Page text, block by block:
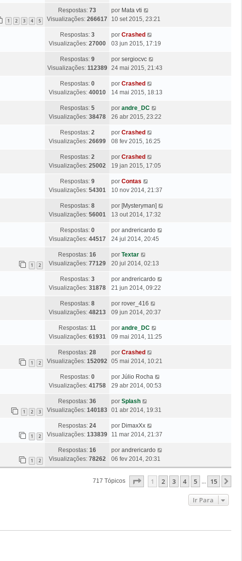
e
m
s
a
e
m
M
e
s
a
e
m
i
m
M
e
s
a
e
m
1 2 3 4 5
Respostas: 73
Visualizações: 266617
Ú
l
i
m
M
e
s
g
e
por Mata vti
10 set 2015, 23:21
Respostas: 3
Visualizações: 27000
Ú
l
i
m
M
e
s
g
e
por Crashed
03 jun 2015, 17:19
Respostas: 9
Visualizações: 112389
Ú
l
i
m
M
e
s
g
e
por sergiocvc
24 mai 2015, 21:43
Respostas: 0
Visualizações: 40010
Ú
l
i
m
M
e
s
g
e
por Crashed
14 mai 2015, 18:13
Respostas: 5
Visualizações: 38478
Ú
l
i
m
M
e
s
g
e
por andre_DC
26 abr 2015, 23:22
Respostas: 2
Visualizações: 26699
Ú
l
i
m
M
e
s
g
e
por Crashed
08 fev 2015, 16:25
Respostas: 2
Visualizações: 25002
Ú
l
i
m
M
e
s
g
e
por Crashed
19 jan 2015, 17:05
Respostas: 9
Visualizações: 54301
Ú
l
i
m
M
e
s
g
e
por Contas
10 nov 2014, 21:37
Respostas: 8
Visualizações: 56001
Ú
l
i
m
M
e
s
g
e
por [Mysteryman]
13 out 2014, 17:32
Respostas: 0
Visualizações: 44517
Ú
l
i
m
M
e
s
g
e
por andrericardo
24 jul 2014, 20:45
1 2
Respostas: 16
Visualizações: 77129
Ú
l
i
m
M
e
s
g
e
por Textar
20 jul 2014, 02:13
Respostas: 3
Visualizações: 31878
Ú
l
i
m
M
e
s
g
e
por andrericardo
21 jun 2014, 09:22
Respostas: 8
Visualizações: 48213
Ú
l
i
m
M
e
s
g
e
por rover_416
09 jun 2014, 20:37
Respostas: 11
Visualizações: 61931
Ú
l
i
m
M
e
s
g
e
por andre_DC
09 mai 2014, 11:25
1 2
Respostas: 28
Visualizações: 152092
Ú
l
i
m
M
e
s
g
e
m
por Crashed
05 mai 2014, 10:21
Respostas: 0
Visualizações: 41758
Ú
l
i
m
M
e
s
e
por Júlio Rocha
29 abr 2014, 00:53
1 2 3
Respostas: 36
Visualizações: 140183
Ú
l
i
m
M
e
s
por Splash
01 abr 2014, 19:31
1 2
Respostas: 24
Visualizações: 133839
Ú
l
i
m
a
M
e
por DimaxXx
11 mar 2014, 21:37
1 2
Respostas: 16
Visualizações: 78262
Ú
l
t
m
s
por andrericardo
06 fev 2014, 20:31
717 Tópicos Página1 De 15
1 2 3 4 5 ... 15
Ir Para